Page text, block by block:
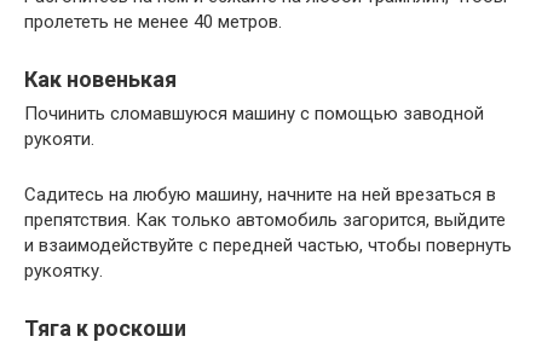
пролететь не менее 40 метров.
Как новенькая
Починить сломавшуюся машину с помощью заводной
рукояти.
Садитесь на любую машину, начните на ней врезаться в
препятствия. Как только автомобиль загорится, выйдите
и взаимодействуйте с передней частью, чтобы повернуть
рукоятку.
Тяга к роскоши